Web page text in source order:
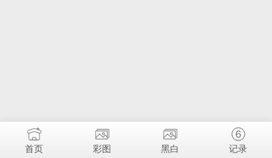
首页 彩图 黑白 记录